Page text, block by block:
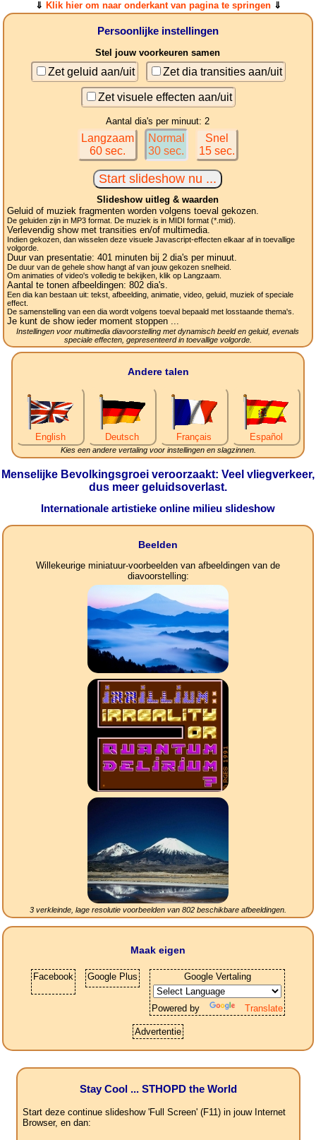
⇓ Klik hier om naar onderkant van pagina te springen⇓
Persoonlijke instellingen
Stel jouw voorkeuren samen
Zet geluid aan/uit Zet dia transities aan/uit
Zet visuele effecten aan/uit
Aantal dia's per minuut: 2
Langzaam
60 sec.
Normal
30 sec.
Snel
15 sec.
Slideshow uitleg & waarden
Geluid of muziek fragmenten worden volgens toeval gekozen.
De geluiden zijn in MP3 format. De muziek is in MIDI format (*.mid).
Verlevendig show met transities en/of multimedia.
Indien gekozen, dan wisselen deze visuele Javascript-effecten elkaar af in toevallige
volgorde.
Duur van presentatie: 401 minuten bij 2 dia's per minuut.
De duur van de gehele show hangt af van jouw gekozen snelheid.
Om animaties of video's volledig te bekijken, klik op Langzaam.
Aantal te tonen afbeeldingen: 802dia's.
Een dia kan bestaan uit: tekst, afbeelding, animatie, video, geluid, muziek of speciale
effect.
De samenstelling van een dia wordt volgens toeval bepaald met losstaande thema's.
Je kunt de show ieder moment stoppen ...
Instellingen voor multimedia diavoorstelling met dynamisch beeld en geluid, evenals
speciale effecten, gepresenteerd in toevallige volgorde.
Andere talen
English Deutsch Français Español
Kies een andere vertaling voor instellingen en slagzinnen.
Menselijke Bevolkingsgroei veroorzaakt: Veel vliegverkeer,
dus meer geluidsoverlast.
Internationale artistieke online milieu slideshow
Beelden
Willekeurige miniatuur-voorbeelden van afbeeldingen van de
diavoorstelling:
3 verkleinde, lage resolutie voorbeelden van 802 beschikbare afbeeldingen.
Maak eigen
Facebook Google Plus Google Vertaling
Powered by Translate
Advertentie
Stay Cool ... STHOPD the World
Start deze continue slideshow 'Full Screen' (F11) in jouw Internet
Browser, en dan: